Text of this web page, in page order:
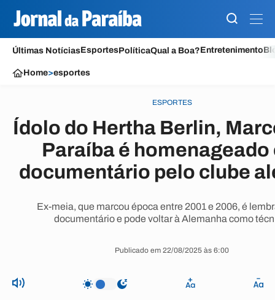
Últimas NotíciasEsportesPolíticaQual a Boa?Entretenimento
Home>esportes
ESPORTES
Ídolo do Hertha Berlin,
Paraíba é homenageado
documentário pelo clube
Ex-meia, que marcou época entre 2001 e 2006, é
documentário e pode voltar à Alemanha como
Publicado em 22/08/2025 às 6:00